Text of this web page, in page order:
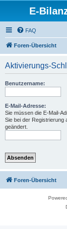
E-
FAQ
Foren-Übersicht
Aktivierungs-
Benutzername:
E-Mail-Adresse:
Sie müssen die E-Mail-
Sie bei der Registrierung
geändert.
Foren-Übersicht